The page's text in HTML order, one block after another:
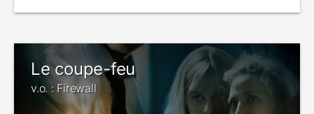
Le coupe-feu
v.o. : Firewall